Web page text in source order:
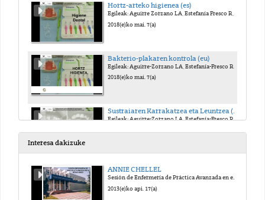
Hortz-arteko higienea (es)
Egileak: Aguirre Zorzano LA, Estefanía Fresco R, Fernandez Jimenez A, García De La Fuente AM
2018(e)ko mai. 7(a)
Bakterio-plakaren kontrola (eu)
Egileak: Aguirre-Zorzano LA, Estefanía-Fresco R, Fernández-Jimenez A, García-De-La-Fuente AM
2018(e)ko mai. 7(a)
Sustraiaren Karrakatzea eta Leuntzea (SKL): profesional eskuinak egindakoa (es)
Egileak: Aguirre-Zorzano LA, Estefanía-Fresco R, Fernández-Jimémez A, García-De-La-Fuente AM
Interesa dakizuke
ANNIE CHELLEL
Sesión de Enfermería de Práctica Avanzada en el Reino Unido
2013(e)ko api. 17(a)